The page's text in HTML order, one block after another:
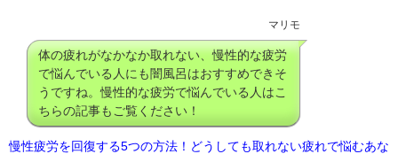
マリモ
体の疲れがなかなか取れない、慢性的な疲労
で悩んでいる人にも闇風呂はおすすめできそ
うですね。慢性的な疲労で悩んでいる人はこ
ちらの記事もご覧ください！
慢性疲労を回復する5つの方法！どうしても取れない疲れで悩むあな